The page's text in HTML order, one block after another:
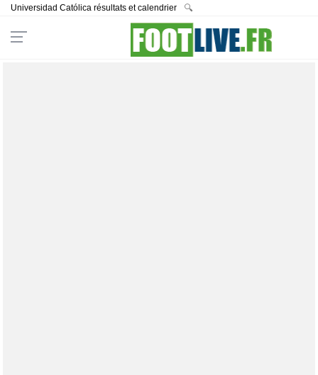
Universidad Católica résultats et calendrier 🔍